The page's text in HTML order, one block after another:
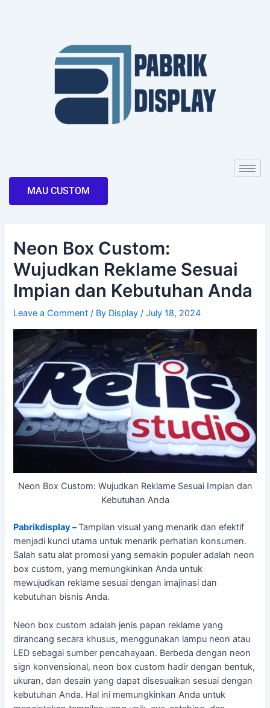
MAU CUSTOM
Neon Box Custom:
Wujudkan Reklame Sesuai
Impian dan Kebutuhan Anda
Leave a Comment / By Display/July 18, 2024
Neon Box Custom: Wujudkan Reklame Sesuai Impian dan
Kebutuhan Anda
Pabrikdisplay –Tampilan visual yang menarik dan efektif
menjadi kunci utama untuk menarik perhatian konsumen.
Salah satu alat promosi yang semakin populer adalah neon
box custom, yang memungkinkan Anda untuk
mewujudkan reklame sesuai dengan imajinasi dan
kebutuhan bisnis Anda.
Neon box custom adalah jenis papan reklame yang
dirancang secara khusus, menggunakan lampu neon atau
LED sebagai sumber pencahayaan. Berbeda dengan neon
sign konvensional, neon box custom hadir dengan bentuk,
ukuran, dan desain yang dapat disesuaikan sesuai dengan
kebutuhan Anda. Hal ini memungkinkan Anda untuk